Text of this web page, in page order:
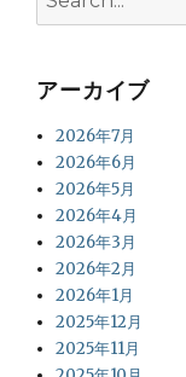
for:
アーカイブ
2026年7月
2026年6月
2026年5月
2026年4月
2026年3月
2026年2月
2026年1月
2025年12月
2025年11月